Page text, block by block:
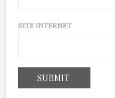
SITE INTERNET